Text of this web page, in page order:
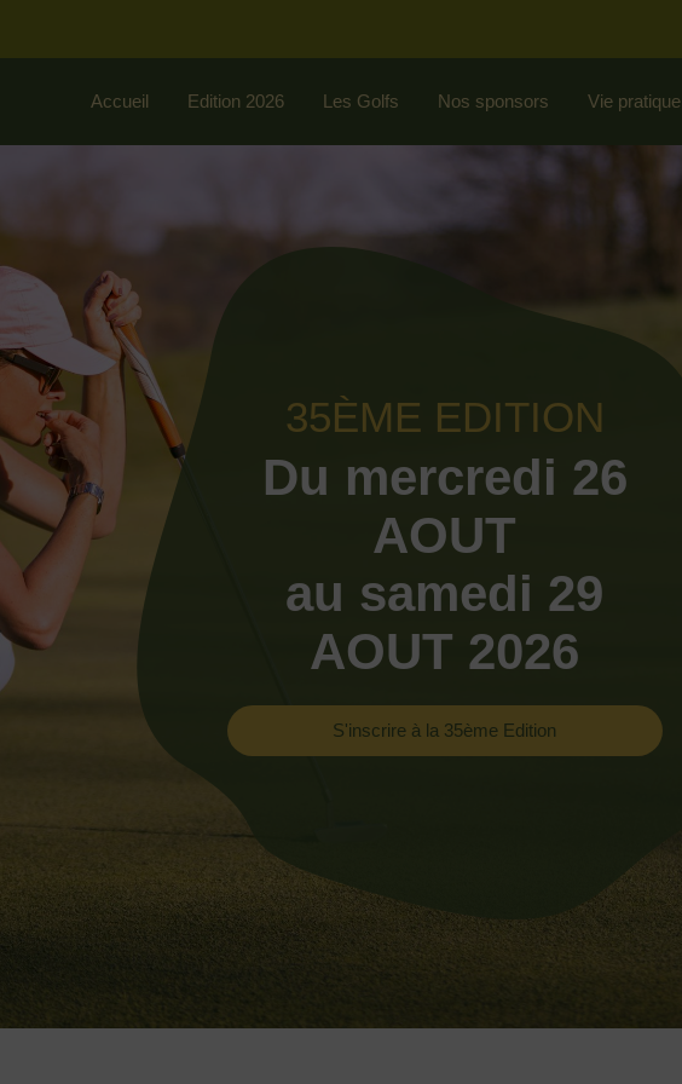
Accueil Edition 2026 Les Golfs Nos sponsors Vie pratique
35ÈME EDITION
Du mercredi 26
AOUT
au samedi 29
AOUT 2026
S'inscrire à la 35ème Edition